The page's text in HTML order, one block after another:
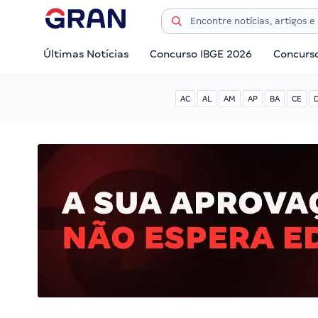
Últimas Notícias Concurso IBGE 2026
AC AL AM AP BA CE